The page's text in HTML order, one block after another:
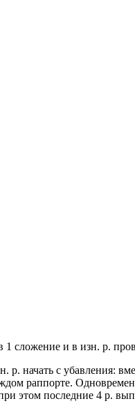
сложение и в изн. р.
начать с убавления:
раппорте.
этом последние 4 р.